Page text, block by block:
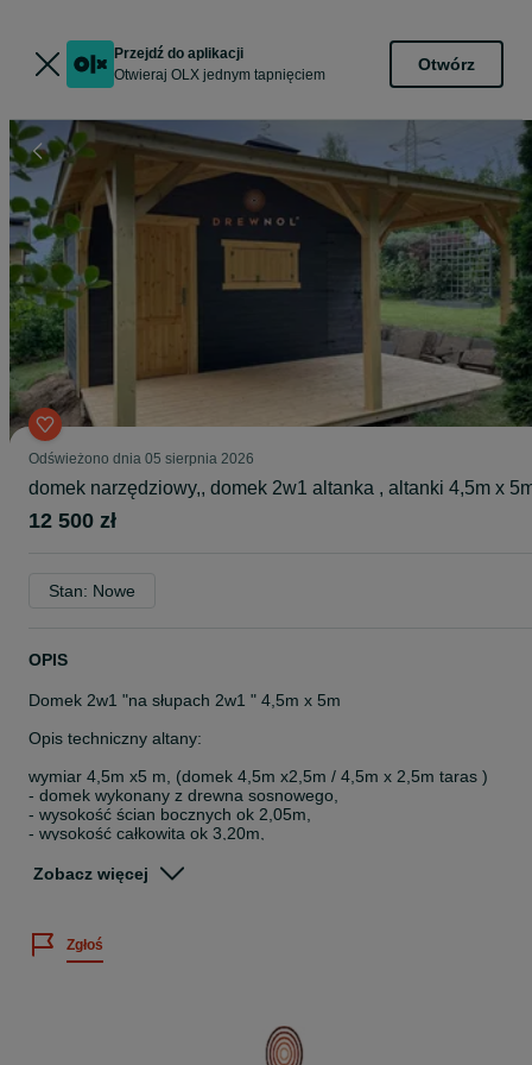
Przejdź do aplikacji
Otwieraj OLX jednym tapnięciem
Otwórz
Odświeżono dnia 05 sierpnia 2026
domek narzędziowy,, domek 2w1 altanka , altanki 4,5m x
12 500 zł
Stan: Nowe
OPIS
Domek 2w1 "na słupach 2w1 " 4,5m x 5m
Opis techniczny altany:
wymiar 4,5m x5 m, (domek 4,5m x2,5m / 4,5m x 2,5m taras )
- domek wykonany z drewna sosnowego,
- wysokość ścian bocznych ok 2,05m,
- wysokość całkowita ok 3,20m,
- ścianki wykonane z kantówki 9x4 + deska boazeryjna 20mm
- kompletny produkt (bez podłogi oraz dostawki z pomieszczeniem
gospodarczym )
Zobacz więcej
Zgłoś